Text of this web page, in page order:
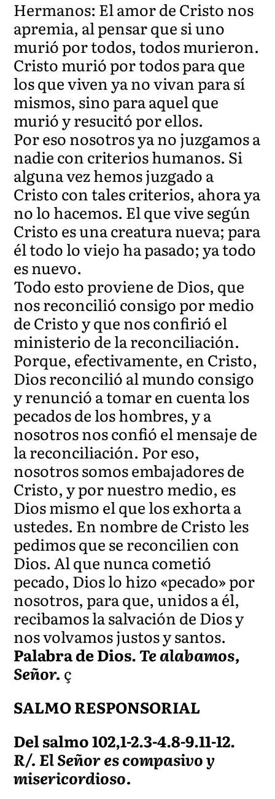
Hermanos: El amor de Cristo nos
apremia, al pensar que si uno
murió por todos, todos murieron.
Cristo murió por todos para que
los que viven ya no vivan para sí
mismos, sino para aquel que
murió y resucitó por ellos.
Por eso nosotros ya no juzgamos a
nadie con criterios humanos. Si
alguna vez hemos juzgado a
Cristo con tales criterios, ahora ya
no lo hacemos. El que vive según
Cristo es una creatura nueva; para
él todo lo viejo ha pasado; ya todo
es nuevo.
Todo esto proviene de Dios, que
nos reconcilió consigo por medio
de Cristo y que nos confirió el
ministerio de la reconciliación.
Porque, efectivamente, en Cristo,
Dios reconcilió al mundo consigo
y renunció a tomar en cuenta los
pecados de los hombres, y a
nosotros nos confió el mensaje de
la reconciliación. Por eso,
nosotros somos embajadores de
Cristo, y por nuestro medio, es
Dios mismo el que los exhorta a
ustedes. En nombre de Cristo les
pedimos que se reconcilien con
Dios. Al que nunca cometió
pecado, Dios lo hizo «pecado» por
nosotros, para que, unidos a él,
recibamos la salvación de Dios y
nos volvamos justos y santos.
Palabra de Dios.Te alabamos,
Señor. ç
SALMO RESPONSORIAL
Del salmo 102,1-2.3-4.8-9.11-12.
R/. El Señor es compasivo y
misericordioso.